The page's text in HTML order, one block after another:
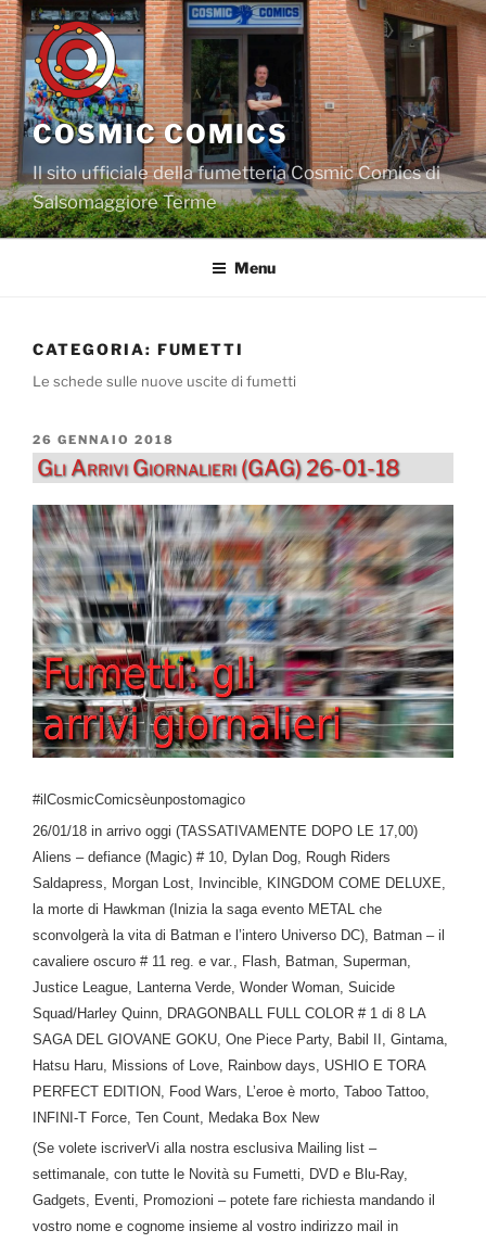
Salta
al
contenuto
COSMIC COMICS
Il sito ufficiale della fumetteria Cosmic Comics di
Salsomaggiore Terme
Menu
CATEGORIA: FUMETTI
Le schede sulle nuove uscite di fumetti
PUBBLICATO
IL
26 GENNAIO 2018
Gli Arrivi Giornalieri (GAG) 26-01-18
#ilCosmicComicsèunpostomagico
26/01/18 in arrivo oggi (TASSATIVAMENTE DOPO LE 17,00)
Aliens – defiance (Magic) # 10, Dylan Dog, Rough Riders
Saldapress, Morgan Lost, Invincible, KINGDOM COME DELUXE,
la morte di Hawkman (Inizia la saga evento METAL che
sconvolgerà la vita di Batman e l’intero Universo DC), Batman – il
cavaliere oscuro # 11 reg. e var., Flash, Batman, Superman,
Justice League, Lanterna Verde, Wonder Woman, Suicide
Squad/Harley Quinn, DRAGONBALL FULL COLOR # 1 di 8 LA
SAGA DEL GIOVANE GOKU, One Piece Party, Babil II, Gintama,
Hatsu Haru, Missions of Love, Rainbow days, USHIO E TORA
PERFECT EDITION, Food Wars, L’eroe è morto, Taboo Tattoo,
INFINI-T Force, Ten Count, Medaka Box New
(Se volete iscriverVi alla nostra esclusiva Mailing list –
settimanale, con tutte le Novità su Fumetti, DVD e Blu-Ray,
Gadgets, Eventi, Promozioni – potete fare richiesta mandando il
vostro nome e cognome insieme al vostro indirizzo mail in